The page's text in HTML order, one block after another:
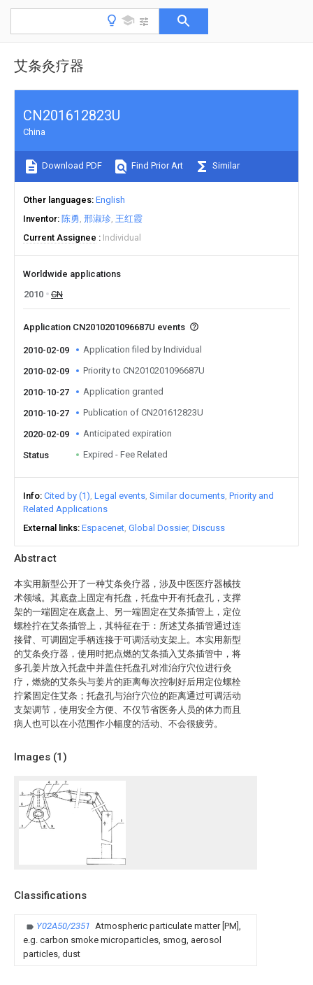
艾条灸疗器
Abstract
本实用新型公开了一种艾条灸疗器，涉及中医医疗器械技
术领域。其底盘上固定有托盘，托盘中开有托盘孔，支撑
架的一端固定在底盘上、另一端固定在艾条插管上，定位
螺栓拧在艾条插管上，其特征在于：所述艾条插管通过连
接臂、可调固定手柄连接于可调活动支架上。本实用新型
的艾条灸疗器，使用时把点燃的艾条插入艾条插管中，将
多孔姜片放入托盘中并盖住托盘孔对准治疗穴位进行灸
疗，燃烧的艾条头与姜片的距离每次控制好后用定位螺栓
拧紧固定住艾条；托盘孔与治疗穴位的距离通过可调活动
支架调节，使用安全方便、不仅节省医务人员的体力而且
病人也可以在小范围作小幅度的活动、不会很疲劳。
Images (1)
Classifications
Y02A50/2351 Atmospheric particulate matter [PM],
e.g. carbon smoke microparticles, smog, aerosol
particles, dust
CN201612823U
China
Download PDF Find Prior Art Similar
Other languages English
Inventor 陈勇 邢淑珍 王红霞
Current Assignee
Individual
Worldwide applications
2010
CN
Application CN2010201096687U events
2010-02-09 Application filed by Individual
2010-02-09 Priority to CN2010201096687U
2010-10-27 Application granted
2010-10-27 Publication of CN201612823U
2020-02-09 Anticipated expiration
Status Expired - Fee Related
Info Cited by (1) Legal events Similar documents Priority and
Related Applications
External links Espacenet Global Dossier Discuss